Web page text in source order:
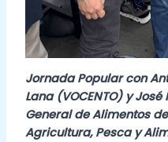
Jornada Popular con
Lana (VOCENTO) y
General de Alimentos
Agricultura, Pesca y